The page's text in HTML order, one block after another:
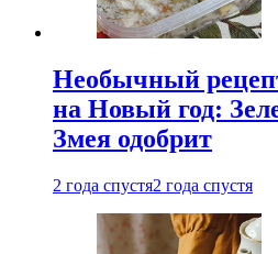
Необычный
на Новый год:
Змея одобрит
2 года спустя2 года спустя